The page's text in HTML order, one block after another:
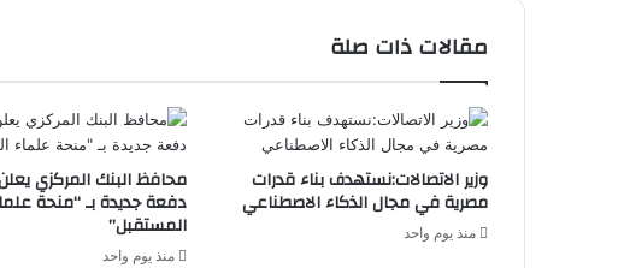
مقالات ذات صلة
وزير الاتصالات:نستهدف بناء قدرات
مصرية في مجال الذكاء الاصطناعي
منذ يوم واحد
محافظ البنك المركزي
دفعة جديدة بـ “منحة
المستقبل”
منذ يوم واحد